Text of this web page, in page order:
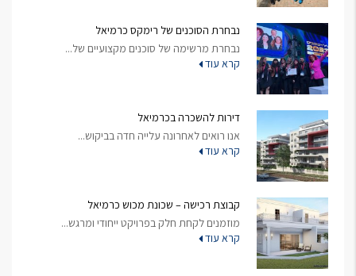
נבחרת הסוכנים של רימקס כרמיאל
נבחרת מרשימה של סוכנים מקצועיים של...
קרא עוד
דירות להשכרה בכרמיאל
אנו רואים לאחרונה עלייה חדה בביקוש...
קרא עוד
קבוצת רכישה – שכונת מכוש כרמיאל
מוזמנים לקחת חלק בפרויקט ייחודי ומרגש...
קרא עוד